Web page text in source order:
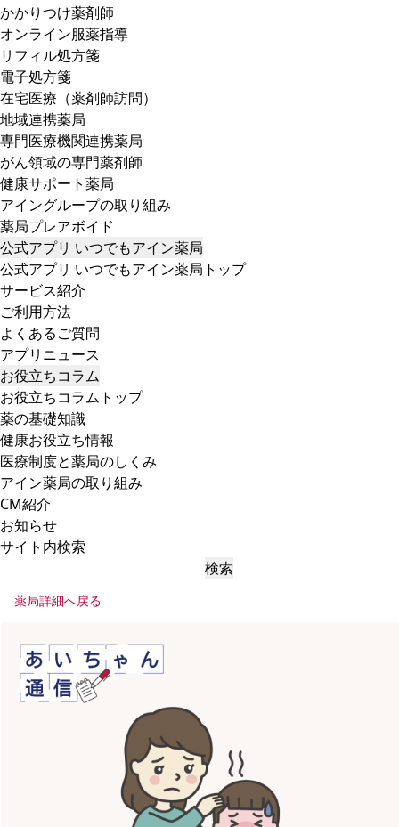
かかりつけ薬剤師
オンライン服薬指導
リフィル処方箋
電子処方箋
在宅医療（薬剤師訪問）
地域連携薬局
専門医療機関連携薬局
がん領域の専門薬剤師
健康サポート薬局
アイングループの取り組み
薬局プレアボイド
公式アプリ いつでもアイン薬局
公式アプリ いつでもアイン薬局トップ
サービス紹介
ご利用方法
よくあるご質問
アプリニュース
お役立ちコラム
お役立ちコラムトップ
薬の基礎知識
健康お役立ち情報
医療制度と薬局のしくみ
アイン薬局の取り組み
CM紹介
お知らせ
サイト内検索
検索
薬局詳細へ戻る